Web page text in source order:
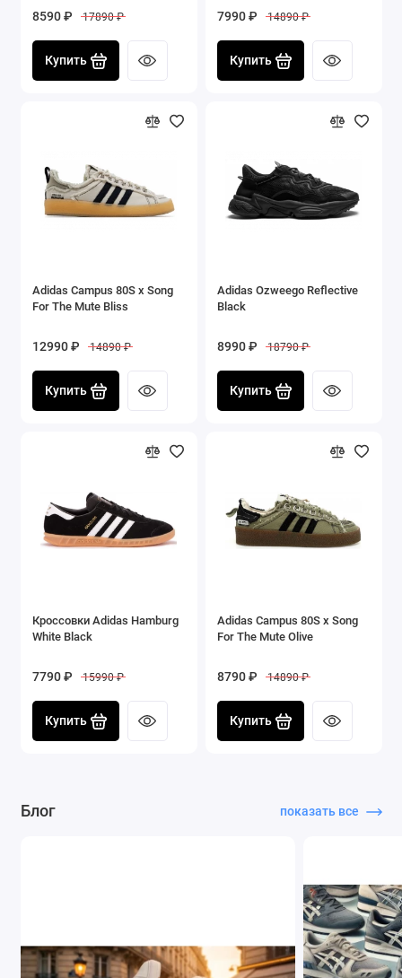
8590 ₽ 17890 ₽
Купить
7990 ₽ 14890 ₽
Купить
Adidas Campus 80S x Song
For The Mute Bliss
12990 ₽ 14890 ₽
Купить
Adidas Ozweego Reflective
Black
8990 ₽ 18790 ₽
Купить
Кроссовки Adidas Hamburg
White Black
7790 ₽ 15990 ₽
Купить
Adidas Campus 80S x Song
For The Mute Olive
8790 ₽ 14890 ₽
Купить
Блог показать все